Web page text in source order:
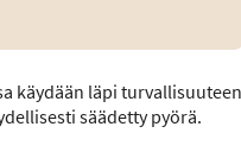
käydään läpi turvallisuuteen
säädetty pyörä.